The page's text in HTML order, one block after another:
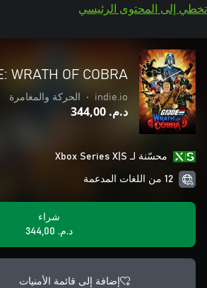
تخطي إلى المحتوى الرئيسي
WRATH OF COBRA
indie.io
• الحركة والمغامرة
د.م.‏ 344,00
محسّنة لـ Xbox Series X|S
12 من اللغات المدعمة
شراء
د.م.‏ 344,00
إضافة إلى قائمة الأمنيات